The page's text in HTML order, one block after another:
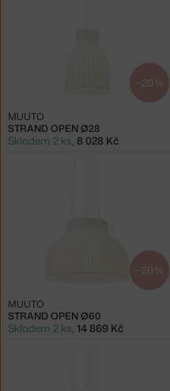
−20 %
STRAND OPEN Ø28
MUUTO
Skladem 2 ks 8 028 Kč
−20 %
STRAND OPEN Ø60
MUUTO
Skladem 2 ks, 14 869 Kč